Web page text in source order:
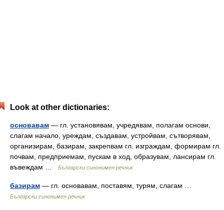
Look at other dictionaries:
основавам — гл. установявам, учредявам, полагам основи,
слагам начало, уреждам, създавам, устройвам, сътворявам,
организирам, базирам, закрепвам гл. изграждам, формирам гл.
почвам, предприемам, пускам в ход, образувам, лансирам гл.
въвеждам …
Български синонимен речник
базирам — гл. основавам, поставям, турям, слагам …
Български синонимен речник